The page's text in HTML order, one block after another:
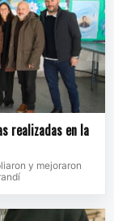
realizadas en la
y mejoraron